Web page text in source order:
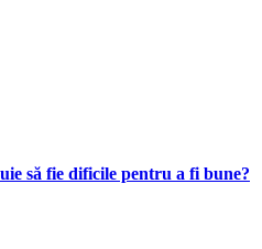
să fie dificile pentru a fi bune?